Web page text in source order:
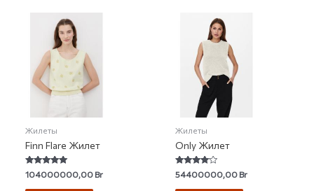
Жилеты
Finn Flare Жилет
Rated
5.00
out of 5
104000000,00Br
Жилеты
Only Жилет
Rated
3.83
out of 5
54400000,00Br